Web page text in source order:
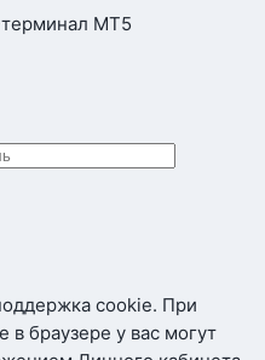
MT5
cookie. При
браузере у вас могут